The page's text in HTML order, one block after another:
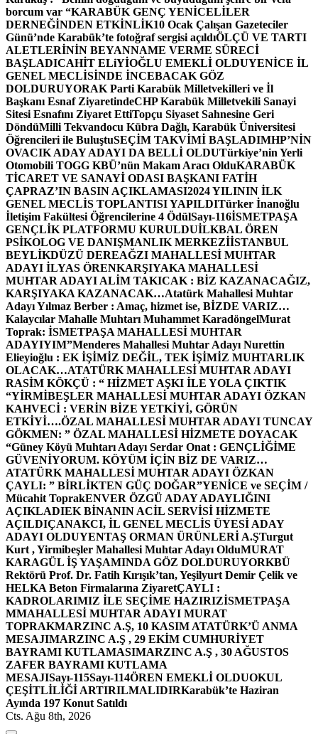
borcum var “KARABÜK GENÇ YENİCELİLER
DERNEĞİNDEN ETKİNLİK10 Ocak Çalışan Gazeteciler
Günü’nde Karabük’te fotoğraf sergisi açıldıÖLÇÜ VE TARTI
ALETLERİNİN BEYANNAME VERME SÜRECİ
BAŞLADICAHİT ELiYİOĞLU EMEKLİ OLDUYENİCE İL
GENEL MECLİSİNDE İNCEBACAK GÖZ
DOLDURUYORAK Parti Karabük Milletvekilleri ve İl
Başkanı Esnaf ZiyaretindeCHP Karabük Milletvekili Sanayi
Sitesi Esnafını Ziyaret EttiTopçu Siyaset Sahnesine Geri
DöndüMilli Tekvandocu Kübra Dağlı, Karabük Üniversitesi
Öğrencileri ile BuluştuSEÇİM TAKVİMİ BAŞLADIMHP’NİN
OVACIK ADAY ADAYI DA BELLİ OLDUTürkiye’nin Yerli
Otomobili TOGG KBÜ’nün Makam Aracı OlduKARABÜK
TİCARET VE SANAYİ ODASI BAŞKANI FATİH
ÇAPRAZ’IN BASIN AÇIKLAMASI2024 YILININ İLK
GENEL MECLİS TOPLANTISI YAPILDITürker İnanoğlu
İletişim Fakültesi Öğrencilerine 4 ÖdülSayı-116İSMETPAŞA
GENÇLİK PLATFORMU KURULDUİLKBAL ÖREN
PSİKOLOG VE DANIŞMANLIK MERKEZİİSTANBUL
BEYLİKDÜZÜ DEREAĞZI MAHALLESİ MUHTAR
ADAYI İLYAS ÖRENKARŞIYAKA MAHALLESİ
MUHTAR ADAYI ALİM TAKICAK : BİZ KAZANACAĞIZ,
KARŞIYAKA KAZANACAK…Atatürk Mahallesi Muhtar
Adayı Yılmaz Berber : Amaç, hizmet ise, BİZDE VARIZ…
Kalaycılar Mahalle Muhtarı Muhammet KaradöngelMurat
Toprak: İSMETPAŞA MAHALLESİ MUHTAR
ADAYIYIM”Menderes Mahallesi Muhtar Adayı Nurettin
Elieyioğlu : EK İŞİMİZ DEĞİL, TEK İŞİMİZ MUHTARLIK
OLACAK…ATATÜRK MAHALLESİ MUHTAR ADAYI
RASİM KÖKÇÜ : “ HİZMET AŞKI İLE YOLA ÇIKTIK
“YİRMİBEŞLER MAHALLESİ MUHTAR ADAYI ÖZKAN
KAHVECİ : VERİN BİZE YETKİYİ, GÖRÜN
ETKİYİ….ÖZAL MAHALLESİ MUHTAR ADAYI TUNCAY
GÖKMEN: ” ÖZAL MAHALLESİ HİZMETE DOYACAK
“Güney Köyü Muhtarı Adayı Serdar Onat : GENÇLİĞİME
GÜVENİYORUM. KÖYÜM İÇİN BİZ DE VARIZ…
ATATÜRK MAHALLESİ MUHTAR ADAYI ÖZKAN
ÇAYLI: ” BİRLİKTEN GÜÇ DOĞAR”YENİCE ve SEÇİM /
Mücahit ToprakENVER ÖZGÜ ADAY ADAYLIĞINI
AÇIKLADIEK BİNANIN ACİL SERVİSİ HİZMETE
AÇILDIÇANAKCI, İL GENEL MECLİS ÜYESİ ADAY
ADAYI OLDUYENTAŞ ORMAN ÜRÜNLERİ A.ŞTurgut
Kurt , Yirmibeşler Mahallesi Muhtar Adayı OlduMURAT
KARAGÜL İŞ YAŞAMINDA GÖZ DOLDURUYORKBÜ
Rektörü Prof. Dr. Fatih Kırışık’tan, Yeşilyurt Demir Çelik ve
HELKA Beton Firmalarına ZiyaretÇAYLI :
KADROLARIMIZ İLE SEÇİME HAZIRIZİSMETPAŞA
MMAHALLESİ MUHTAR ADAYI MURAT
TOPRAKMARZINC A.Ş, 10 KASIM ATATÜRK’Ü ANMA
MESAJIMARZINC A.Ş , 29 EKİM CUMHURİYET
BAYRAMI KUTLAMASIMARZINC A.Ş , 30 AĞUSTOS
ZAFER BAYRAMI KUTLAMA
MESAJISayı-115Sayı-114ÖREN EMEKLİ OLDUOKUL
ÇEŞİTLİLİĞİ ARTIRILMALIDIRKarabük’te Haziran
Ayında 197 Konut Satıldı
Cts. Ağu 8th, 2026